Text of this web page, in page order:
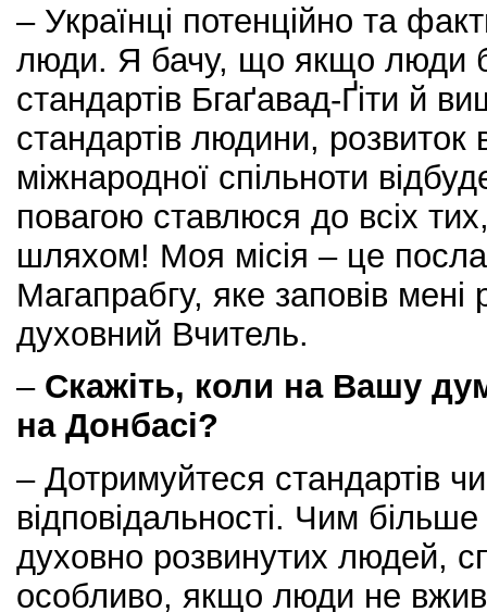
– Українці потенційно та
люди. Я бачу, що якщо люди
стандартів Бгаґавад-Ґіти й
стандартів людини, розвиток
міжнародної спільноти
повагою ставлюся до всіх
шляхом! Моя місія – це
Магапрабгу, яке заповів
духовний Вчитель.
– Скажіть, коли на Вашу
на Донбасі?
– Дотримуйтеся стандартів
відповідальності. Чим більше
духовно розвинутих людей,
особливо, якщо люди не